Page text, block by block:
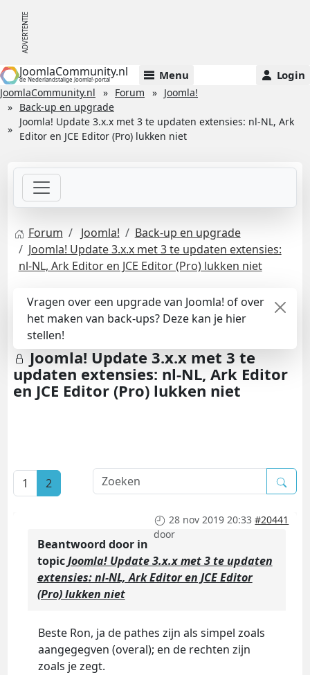
JoomlaCommunity.nl
de Nederlandstalige Joomla!-portal Menu Login
JoomlaCommunity.nl Forum
Joomla!
Back-up en upgrade
Joomla! Update 3.x.x met 3 te updaten extensies: nl-NL, Ark
Editor en JCE Editor (Pro) lukken niet
Forum Joomla!
Back-up en upgrade
Joomla! Update 3.x.x met 3 te updaten extensies:
nl-NL, Ark Editor en JCE Editor (Pro) lukken niet
Vragen over een upgrade van Joomla! of over
het maken van back-ups? Deze kan je hier
stellen!
Joomla! Update 3.x.x met 3 te
updaten extensies: nl-NL, Ark Editor
en JCE Editor (Pro) lukken niet
1 2
28 nov 2019 20:33 #20441
door
Beantwoord door in
topicJoomla! Update 3.x.x met 3 te updaten
extensies: nl-NL, Ark Editor en JCE Editor
(Pro) lukken niet
Beste Ron, ja de pathes zijn als simpel zoals
aangegegven (overal); en de rechten zijn
zoals je zegt.